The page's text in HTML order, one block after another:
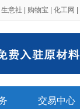
生意社 购物宝 化工网
交易中心